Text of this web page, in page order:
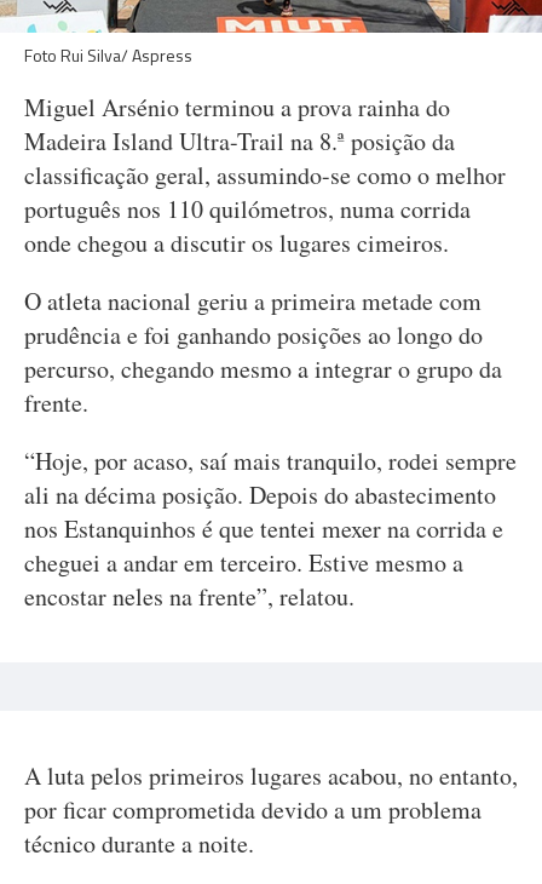
Foto Rui Silva/ Aspress
Miguel Arsénio terminou a prova rainha do
Madeira Island Ultra-Trail na 8.ª posição da
classificação geral, assumindo-se como o melhor
português nos 110 quilómetros, numa corrida
onde chegou a discutir os lugares cimeiros.
O atleta nacional geriu a primeira metade com
prudência e foi ganhando posições ao longo do
percurso, chegando mesmo a integrar o grupo da
frente.
“Hoje, por acaso, saí mais tranquilo, rodei sempre
ali na décima posição. Depois do abastecimento
nos Estanquinhos é que tentei mexer na corrida e
cheguei a andar em terceiro. Estive mesmo a
encostar neles na frente”, relatou.
A luta pelos primeiros lugares acabou, no entanto,
por ficar comprometida devido a um problema
técnico durante a noite.